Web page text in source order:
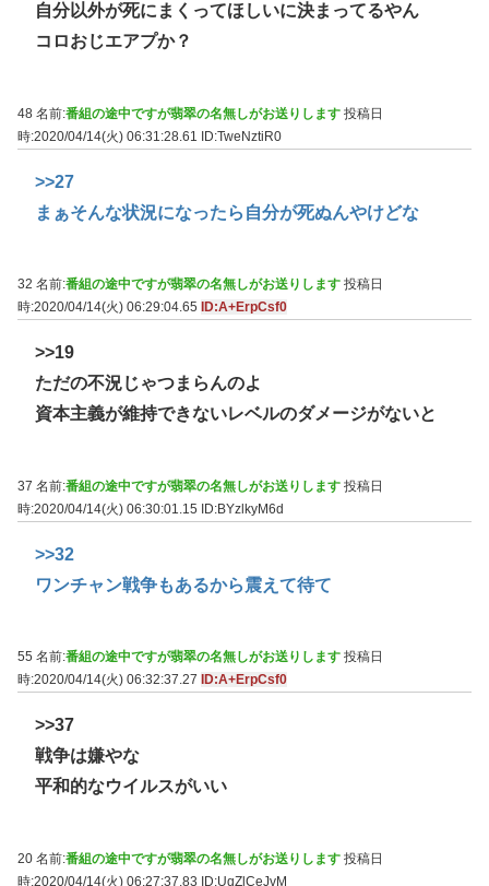
自分以外が死にまくってほしいに決まってるやん
コロおじエアプか？
48 名前:番組の途中ですが翡翠の名無しがお送りします 投稿日
時:2020/04/14(火) 06:31:28.61 ID:TweNztiR0
>>27
まぁそんな状況になったら自分が死ぬんやけどな
32 名前:番組の途中ですが翡翠の名無しがお送りします 投稿日
時:2020/04/14(火) 06:29:04.65
ID:A+ErpCsf0
>>19
ただの不況じゃつまらんのよ
資本主義が維持できないレベルのダメージがないと
37 名前:番組の途中ですが翡翠の名無しがお送りします 投稿日
時:2020/04/14(火) 06:30:01.15 ID:BYzlkyM6d
>>32
ワンチャン戦争もあるから震えて待て
55 名前:番組の途中ですが翡翠の名無しがお送りします 投稿日
時:2020/04/14(火) 06:32:37.27
ID:A+ErpCsf0
>>37
戦争は嫌やな
平和的なウイルスがいい
20 名前:番組の途中ですが翡翠の名無しがお送りします 投稿日
時:2020/04/14(火) 06:27:37.83
ID:UqZlCeJvM